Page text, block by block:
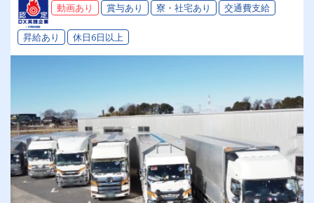
退職金◎昇給◎未経験OK◎
動画あり 賞与あり 寮・社宅あり 交通費支給
昇給あり 休日6日以上